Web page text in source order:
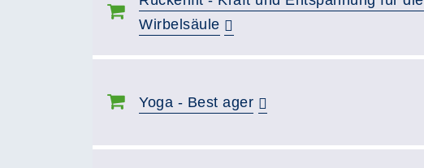
Wirbelsäule
Yoga - Best ager